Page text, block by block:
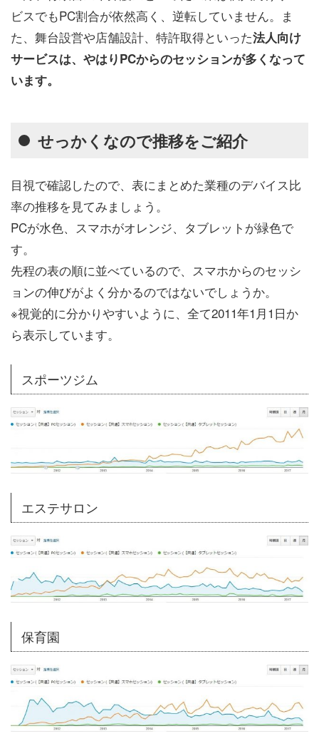
ビスでもPC割合が依然高く、逆転していません。ま
た、舞台設営や店舗設計、特許取得といった法人向け
サービスは、やはりPCからのセッションが多くなって
います。
せっかくなので推移をご紹介
目視で確認したので、表にまとめた業種のデバイス比
率の推移を見てみましょう。
PCが水色、スマホがオレンジ、タブレットが緑色で
す。
先程の表の順に並べているので、スマホからのセッシ
ョンの伸びがよく分かるのではないでしょうか。
※視覚的に分かりやすいように、全て2011年1月1日か
ら表示しています。
スポーツジム
エステサロン
保育園